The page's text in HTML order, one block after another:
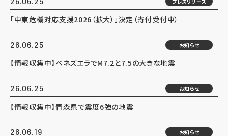
「中東危機対応支援2026（拡大）」決定（寄付受付中）
26.06.25 お知らせ
【情報収集中】ベネズエラでM7.2と7.5の大きな地震
26.06.25 お知らせ
【情報収集中】青森県で震度6強の地震
26.06.19 お知らせ